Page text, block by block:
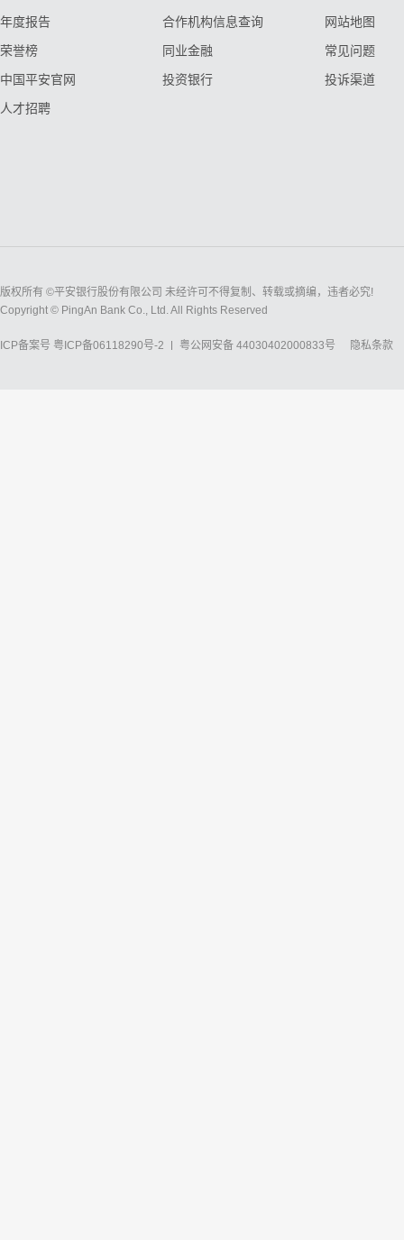
年度报告
荣誉榜
中国平安官网
人才招聘
合作机构信息查询
同业金融
投资银行
网站地图
常见问题
投诉渠道
版权所有 ©平安银行股份有限公司 未经许可不得复制、转载或摘编，违者必究!
Copyright © PingAn Bank Co., Ltd. All Rights Reserved
ICP备案号 粤ICP备06118290号-2 粤公网安备 44030402000833号 隐私条款